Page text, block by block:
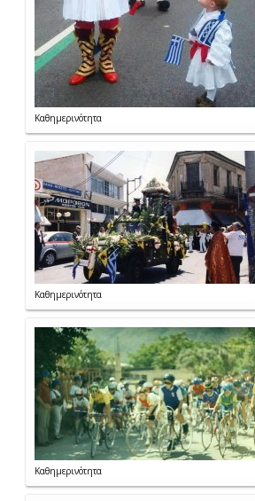
Καθημερινότητα
Καθημερινότητα
Καθημερινότητα